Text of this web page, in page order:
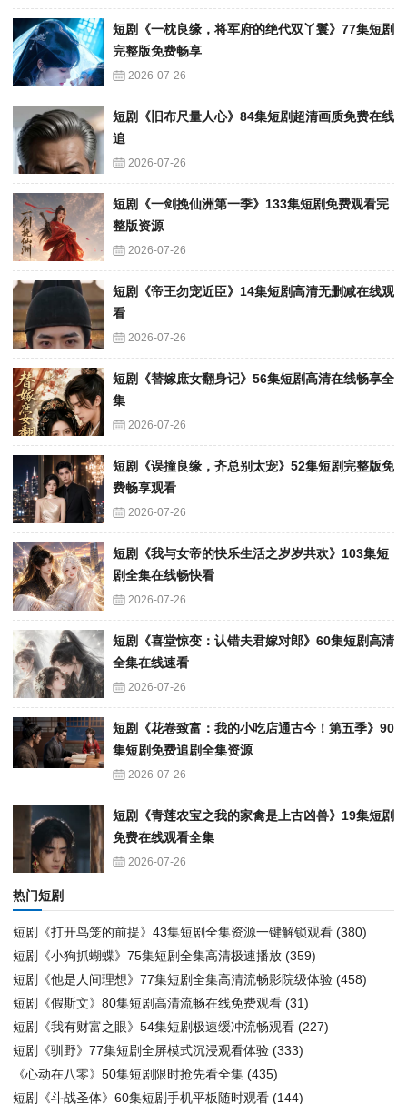
短剧《一枕良缘，将军府的绝代双丫鬟》77集短剧
完整版免费畅享
2026-07-26
短剧《旧布尺量人心》84集短剧超清画质免费在线
追
2026-07-26
短剧《一剑挽仙洲第一季》133集短剧免费观看完
整版资源
2026-07-26
短剧《帝王勿宠近臣》14集短剧高清无删减在线观
看
2026-07-26
短剧《替嫁庶女翻身记》56集短剧高清在线畅享全
集
2026-07-26
短剧《误撞良缘，齐总别太宠》52集短剧完整版免
费畅享观看
2026-07-26
短剧《我与女帝的快乐生活之岁岁共欢》103集短
剧全集在线畅快看
2026-07-26
短剧《喜堂惊变：认错夫君嫁对郎》60集短剧高清
全集在线速看
2026-07-26
短剧《花卷致富：我的小吃店通古今！第五季》90
集短剧免费追剧全集资源
2026-07-26
短剧《青莲农宝之我的家禽是上古凶兽》19集短剧
免费在线观看全集
2026-07-26
热门短剧
短剧《打开鸟笼的前提》43集短剧全集资源一键解锁观看 (380)
短剧《小狗抓蝴蝶》75集短剧全集高清极速播放 (359)
短剧《他是人间理想》77集短剧全集高清流畅影院级体验 (458)
短剧《假斯文》80集短剧高清流畅在线免费观看 (31)
短剧《我有财富之眼》54集短剧极速缓冲流畅观看 (227)
短剧《驯野》77集短剧全屏模式沉浸观看体验 (333)
《心动在八零》50集短剧限时抢先看全集 (435)
短剧《斗战圣体》60集短剧手机平板随时观看 (144)